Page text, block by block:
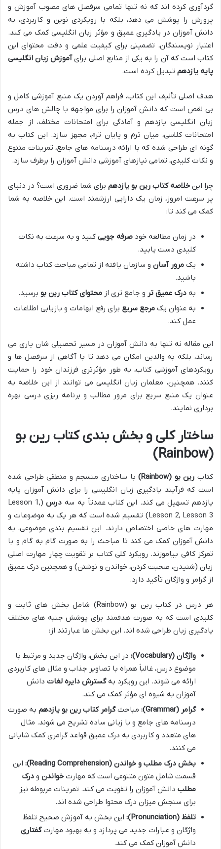
گردآوری کرده اند که نه تنها تمامی سرفصل های مصوب آموزش و
پرورش را پوشش می دهد، بلکه با رویکردی نوین و کاربردی، به
دانش آموزان در یادگیری عمیق و مؤثر زبان انگلیسی کمک می کند.
اعتبار نویسندگان، تضمینی برای کیفیت علمی و دقت محتوای این
کتاب است که آن را به یکی از منابع اصلی برایآموزش زبان انگلیسی
پایه یازدهم تبدیل کرده است.
هدف اصلی تألیف این کتاب، فراهم آوردن یک منبع آموزشی کامل و
بی نقص است که دانش آموزان را برای مواجهه با چالش های درس
زبان انگلیسی یازدهم و آمادگی برای امتحانات مختلف، از جمله
امتحانات کلاسی، میان ترم و پایان ترم، مجهز سازد. این کتاب به
گونه ای طراحی شده که با ارائه درسنامه های جامع، تمرینات متنوع
و نکات کلیدی، تمامی نیازهای آموزشی دانش آموزان را برطرف سازد.
چرا این خلاصه کتاب رین بو یازدهم برای شما ضروری است؟ در دنیای
پر سرعت امروز، زمان یک دارایی ارزشمند است. این خلاصه به شما
کمک می کند تا:
در زمان مطالعه خود صرفه جویی کنید و به سرعت به نکات
کلیدی دست یابید.
یک مرور آسان و سازمان یافته از تمامی مباحث کتاب داشته
باشید.
به درک عمیق تر و جامع تری از محتوای کتاب رین بو برسید.
به عنوان یک مرجع سریع برای رفع ابهامات و بازیابی اطلاعات
عمل کند.
این مقاله نه تنها به دانش آموزان در مسیر تحصیلی شان یاری می
رساند، بلکه به والدین امکان می دهد تا با آگاهی از سرفصل ها و
رویکردهای آموزشی کتاب، به طور مؤثرتری فرزندان خود را حمایت
کنند. همچنین، معلمان زبان انگلیسی می توانند از این خلاصه به
عنوان یک منبع سریع برای مرور مطالب و برنامه ریزی درسی بهره
برداری نمایند.
ساختار کلی و بخش بندی کتاب رین بو
(Rainbow)
کتاب رین بو (Rainbow)
با ساختاری منسجم و منطقی طراحی شده
است که فرآیند یادگیری زبان انگلیسی را برای دانش آموزان پایه
یازدهم تسهیل می کند. این کتاب عمدتاً به سه درس
(Lesson 1,
Lesson 2, Lesson 3) تقسیم شده است که هر یک به موضوعات و
مهارت های خاصی اختصاص دارند. این تقسیم بندی موضوعی، به
دانش آموزان کمک می کند تا مباحث را به صورت گام به گام و با
تمرکز کافی بیاموزند. رویکرد کلی کتاب بر تقویت چهار مهارت اصلی
زبان (شنیدن، صحبت کردن، خواندن و نوشتن) و همچنین درک عمیق
از گرامر و واژگان تأکید دارد.
هر درس در کتاب رین بو (Rainbow) شامل بخش های ثابت و
کلیدی است که به صورت هدفمند برای پوشش جنبه های مختلف
یادگیری زبان طراحی شده اند. این بخش ها عبارتند از:
واژگان (Vocabulary):
در این بخش، واژگان جدید و مرتبط با
موضوع درس، غالباً همراه با تصاویر جذاب و مثال های کاربردی
ارائه می شوند. این رویکرد بهگسترش دایره لغات دانش
آموزان به شیوه ای مؤثر کمک می کند.
گرامر (Grammar):
مباحثگرامر کتاب رین بو یازدهم به صورت
درسنامه های جامع و با زبانی ساده تشریح می شوند. مثال
های متعدد و کاربردی به درک عمیق قواعد گرامری کمک شایانی
می کنند.
بخش درک مطلب و خواندن (Reading Comprehension):
این
قسمت شامل متون متنوعی است که مهارت خواندن و درک
مطلب دانش آموزان را تقویت می کند. تمرینات مربوطه نیز
برای سنجش میزان درک محتوا طراحی شده اند.
تلفظ (Pronunciation):
این بخش به آموزش صحیح تلفظ
واژگان و عبارات جدید می پردازد و به بهبود مهارتگفتاری
دانش آموزان کمک می کند.